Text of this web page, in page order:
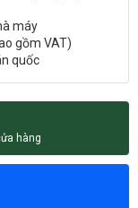
máy
gồm VAT)
quốc
hàng